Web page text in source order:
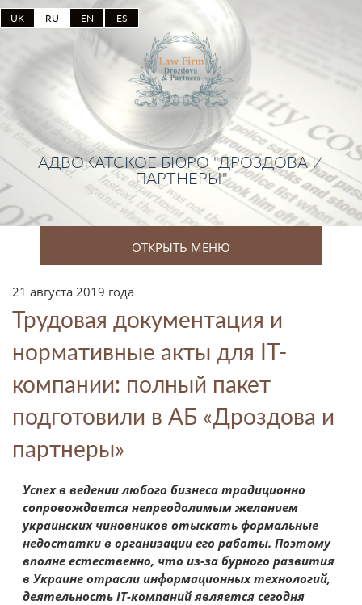
UK RU EN ES
АДВОКАТСКОЕ БЮРО "ДРОЗДОВА И
ПАРТНЕРЫ"
ОТКРЫТЬ МЕНЮ
21 августа 2019 года
Трудовая документация и
нормативные акты для IT-
компании: полный пакет
подготовили в АБ «Дроздова и
партнеры»
Успех в ведении любого бизнеса традиционно
сопровождается непреодолимым желанием
украинских чиновников отыскать формальные
недостатки в организации его работы. Поэтому
вполне естественно, что из-за бурного развития
в Украине отрасли информационных технологий,
деятельность IT-компаний является сегодня